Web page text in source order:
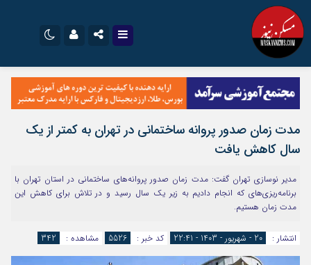
اینستاگرام
تلگرام
سروش
ایتا
آپارات
اپلیکیشن
نام کاربری یا نشانی ایمیل
رمز عبور
مرا به خاطر بسپار
مدت زمان صدور پروانه ساختمانی در تهران به کمتر از یک
سال کاهش یافت
مدیر نوسازی تهران گفت: مدت زمان صدور پروانه‌های ساختمانی در استان تهران با
برنامه‌ریزی‌های که انجام دادیم به زیر یک سال رسید و در تلاش برای کاهش این
مدت زمان هستیم.
انتشار : 20 - شهریور - 1403 - 22:41 کد خبر : 5526 مشاهده : 342